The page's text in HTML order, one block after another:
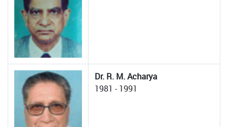
Dr. R. M. Acharya
1981 - 1991